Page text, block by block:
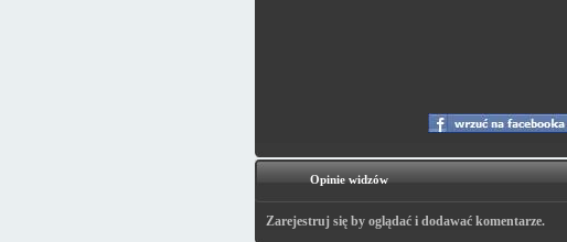
Opinie widzów
Zarejestruj się by oglądać i dodawać komentarze.